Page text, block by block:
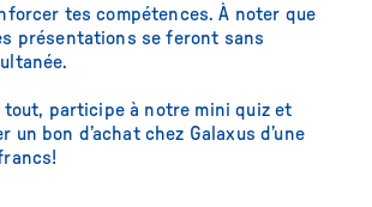
tes compétences. À noter que
présentations se feront sans
tout, participe à notre mini quiz et
un bon d’achat chez Galaxus d’une